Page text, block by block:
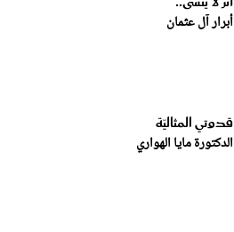
أبرار آل عثمان
قدوتي المثاليّة
الدكتورة مايا الهواري